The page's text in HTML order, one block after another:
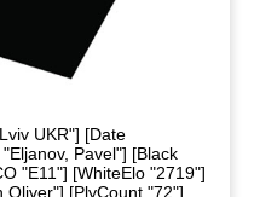
UKR"] [Date
Pavel"] [Black
"E11"] [WhiteElo "2719"]
[PlyCount "72"]